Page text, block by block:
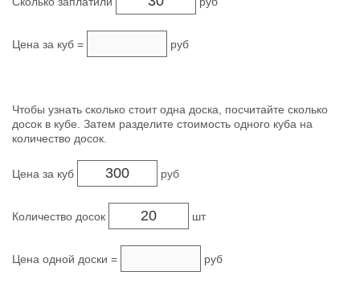
Цена за куб = руб
Чтобы узнать сколько стоит одна доска, посчитайте сколько
досок в кубе. Затем разделите стоимость одного куба на
количество досок.
Цена за куб руб
Количество досок шт
Цена одной доски = руб